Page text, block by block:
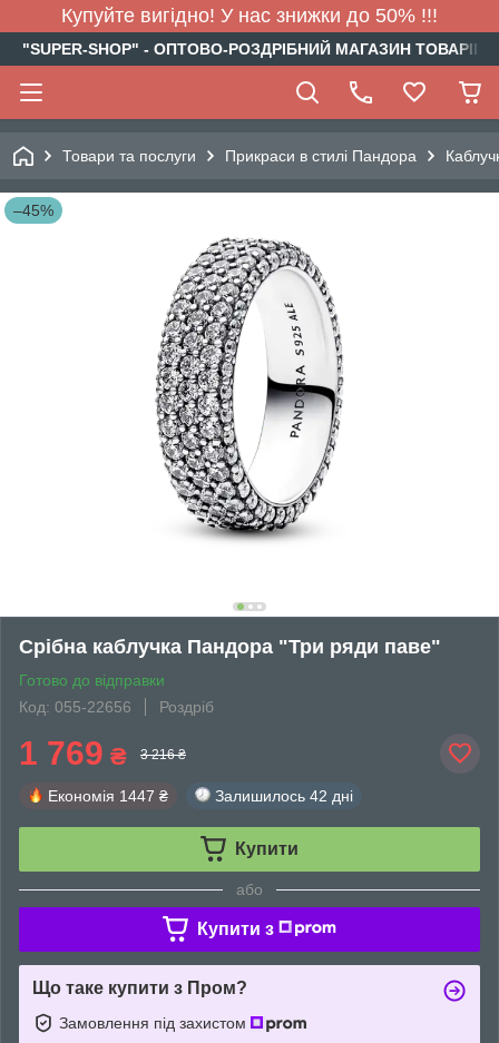
Купуйте вигідно! У нас знижки до 50% !!!
"SUPER-SHOP" - ОПТОВО-РОЗДРІБНИЙ МАГАЗИН
Товари та послуги Прикраси в стилі Пандора
–45%
Срібна каблучка Пандора "Три ряди паве"
Готово до відправки
Код: 055-22656
Роздріб
1 769 ₴ 3 216 ₴
Економія 1447 ₴ Залишилось 42 дні
Купити
або
Купити з
Що таке купити з Пром?
Замовлення під захистом